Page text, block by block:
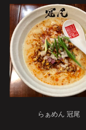
らぁめん 冠尾